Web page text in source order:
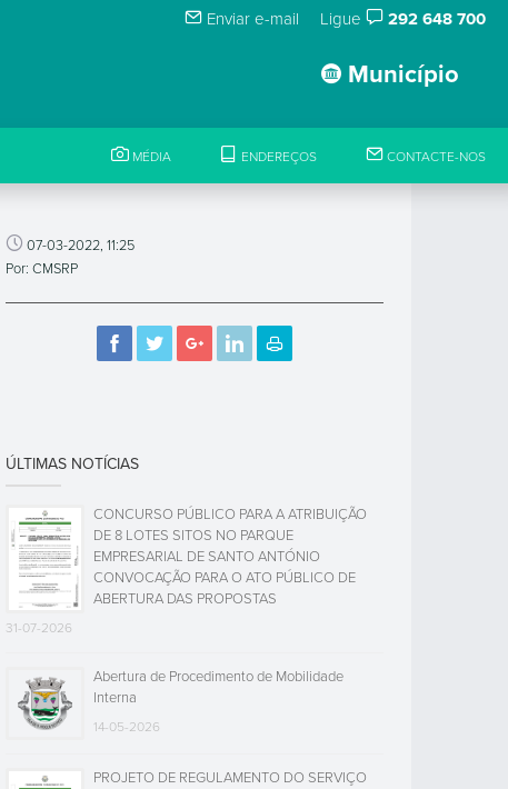
Enviar e-mail Ligue 292 648 700
Município
MÉDIA ENDEREÇOS CONTACTE-NOS
07-03-2022, 11:25
Por: CMSRP
ÚLTIMAS NOTÍCIAS
CONCURSO PÚBLICO PARA A ATRIBUIÇÃO
DE 8 LOTES SITOS NO PARQUE
EMPRESARIAL DE SANTO ANTÓNIO
CONVOCAÇÃO PARA O ATO PÚBLICO DE
ABERTURA DAS PROPOSTAS
31-07-2026
Abertura de Procedimento de Mobilidade
Interna
14-05-2026
PROJETO DE REGULAMENTO DO SERVIÇO